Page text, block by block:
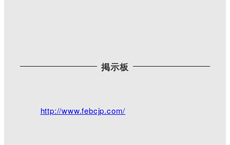
脇町キリスト教会@WakimachiChurch
掲示板
http://www.febcjp.com/